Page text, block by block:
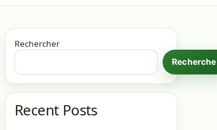
Rechercher
Recent Posts